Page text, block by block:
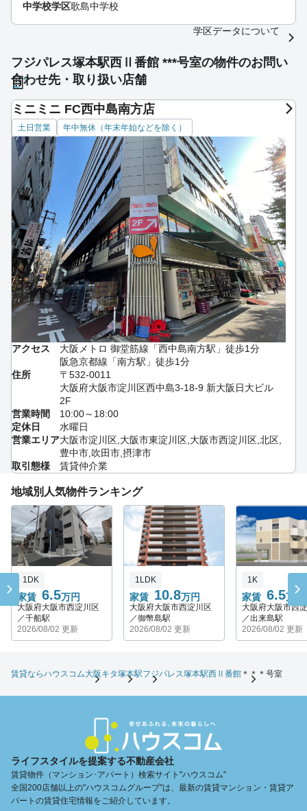
中学校学区歌島中学校
学区データについて
フジパレス塚本駅西Ⅱ番館 ***号室の物件のお問い
合わせ先・取り扱い店舗
ミニミニ FC西中島南方店
土日営業 年中無休（年末年始などを除く）
アクセス
大阪メトロ 御堂筋線「西中島南方駅」徒歩1分
阪急京都線「南方駅」徒歩1分
住所
〒532-0011
大阪府大阪市淀川区西中島3-18-9 新大阪日大ビル
2F
営業時間
10:00～18:00
定休日
水曜日
営業エリア大阪市淀川区,大阪市東淀川区,大阪市西淀川区,北区,
豊中市,吹田市,摂津市
取引態様
賃貸仲介業
地域別人気物件ランキング
家賃 6.5万円
1DK
大阪府大阪市西淀川区
／千船駅
2026/08/02 更新
家賃 10.8万円
1LDK
大阪府大阪市西淀川区
／御幣島駅
2026/08/02 更新
家賃 6.5万円
1K
大阪府大阪市西
／出来島駅
2026/08/02 更新
賃貸ならハウスコム大阪キタ塚本駅フジパレス塚本駅西Ⅱ番館 ＊＊＊号室
ライフスタイルを提案する不動産会社
賃貸物件（マンション･アパート）検索サイト"ハウスコム"
全国200店舗以上の"ハウスコムグループ"は、最新の賃貸マンション・賃貸ア
パートの賃貸住宅情報をご紹介しています。